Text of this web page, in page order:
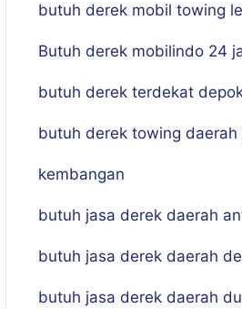
butuh derek mobil towing
Butuh derek mobilindo 24
butuh derek terdekat
butuh derek towing daerah
kembangan
butuh jasa derek daerah
butuh jasa derek daerah
butuh jasa derek daerah